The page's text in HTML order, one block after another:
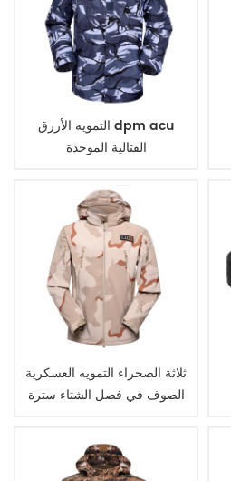
التمويه الأزرق dpm acu
القتالية الموحدة
ثلاثة الصحراء التمويه العسكرية
الصوف في فصل الشتاء سترة